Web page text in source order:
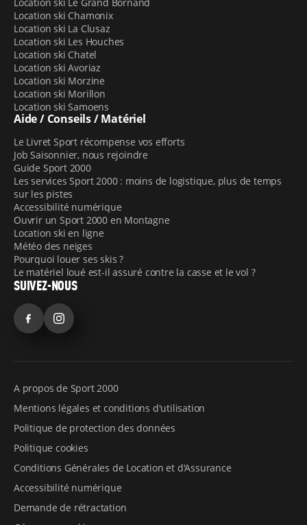
Location ski Chamonix
Location ski La Clusaz
Location ski Les Houches
Location ski Chatel
Location ski Avoriaz
Location ski Morzine
Location ski Morillon
Location ski Samoens
Aide / Conseils / Matériel
Le Livret Sport récompense vos efforts
Job Saisonnier, nous rejoindre
Guide Sport 2000
Les services Sport 2000 : moins de logistique, plus de temps
sur les pistes
Accessibilité numérique
Ouvrir un Sport 2000 en Montagne
Location ski en ligne
Météo des neiges
Pourquoi louer ses skis ?
Le matériel loué est-il assuré contre la casse et le vol ?
SUIVEZ-NOUS
FacebookInstagram
A propos de Sport 2000
Mentions légales et conditions d'utilisation
Politique de protection des données
Politique cookies
Conditions Générales de Location et d'Assurance
Accessibilité numérique
Demande de rétractation